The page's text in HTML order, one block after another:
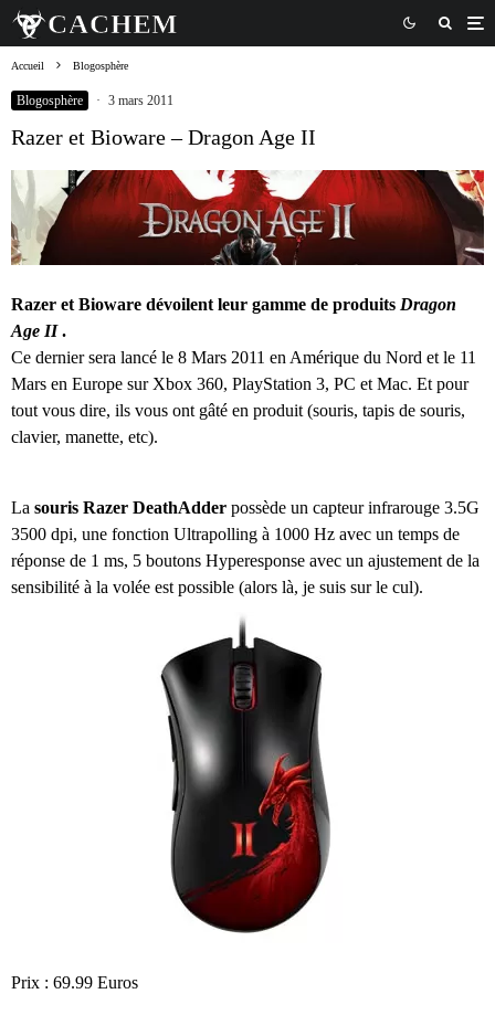
Accueil Blogosphère
Blogosphère · 3 mars 2011
Razer et Bioware – Dragon Age II
Razer et Bioware dévoilent leur gamme de produits Dragon
Age II.
Ce dernier sera lancé le 8 Mars 2011 en Amérique du Nord et le 11
Mars en Europe sur Xbox 360, PlayStation 3, PC et Mac. Et pour
tout vous dire, ils vous ont gâté en produit (souris, tapis de souris,
clavier, manette, etc).
La souris Razer DeathAdder possède un capteur infrarouge 3.5G
3500 dpi, une fonction Ultrapolling à 1000 Hz avec un temps de
réponse de 1 ms, 5 boutons Hyperesponse avec un ajustement de la
sensibilité à la volée est possible (alors là, je suis sur le cul).
Prix : 69.99 Euros